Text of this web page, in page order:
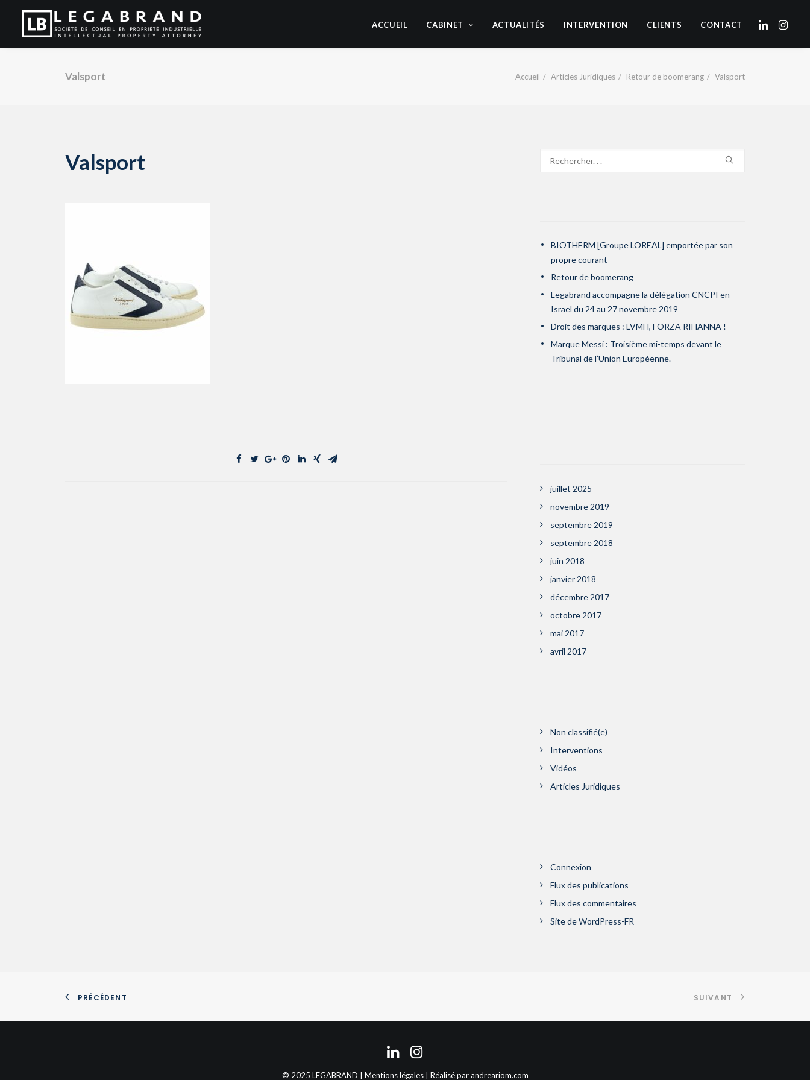
ACCUEIL CABINET ACTUALITÉS INTERVENTION CLIENTS CONTACT
Valsport Accueil Articles Juridiques Retour de boomerang Valsport
Valsport
BIOTHERM [Groupe LOREAL] emportée par son
propre courant
Retour de boomerang
Legabrand accompagne la délégation CNCPI en
Israel du 24 au 27 novembre 2019
Droit des marques : LVMH, FORZA RIHANNA !
Marque Messi : Troisième mi-temps devant le
Tribunal de l’Union Européenne.
juillet 2025
novembre 2019
septembre 2019
septembre 2018
juin 2018
janvier 2018
décembre 2017
octobre 2017
mai 2017
avril 2017
Non classifié(e)
Interventions
Vidéos
Articles Juridiques
Connexion
Flux des publications
Flux des commentaires
Site de WordPress-FR
PRÉCÉDENT SUIVANT
© 2025 LEGABRAND | Mentions légales| Réalisé parandreariom.com